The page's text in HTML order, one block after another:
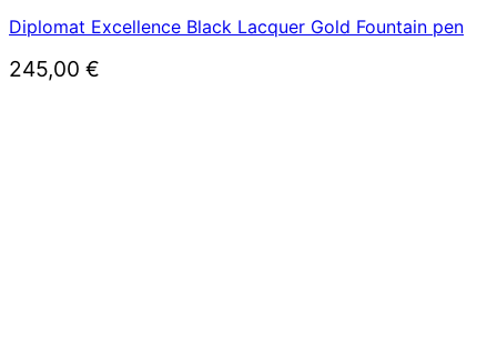
Diplomat Excellence Black Lacquer Gold Fountain pen
245,00 €